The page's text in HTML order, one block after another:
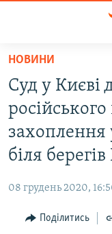
Перейти
основного
матеріалу
Перейти
до
основної
Перейти
пошуку
ВОДА.КРИМ
ВІДЕО ТА ФОТО
ПОЛІТИКА
ПОГЛЯД
ІНТЕРВ'Ю
НОВИНИ
Суд у Києві
захоплення
біля
08 грудень 2020,
Поділитись